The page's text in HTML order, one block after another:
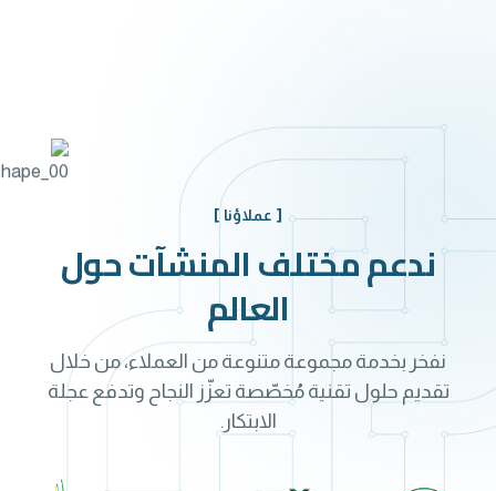
[ عملاؤنا ]
ندعم مختلف المنشآت حول
العالم
نفخر بخدمة مجموعة متنوعة من العملاء، من خلال
تقديم حلول تقنية مُخصّصة تعزّز النجاح وتدفع عجلة
الابتكار.